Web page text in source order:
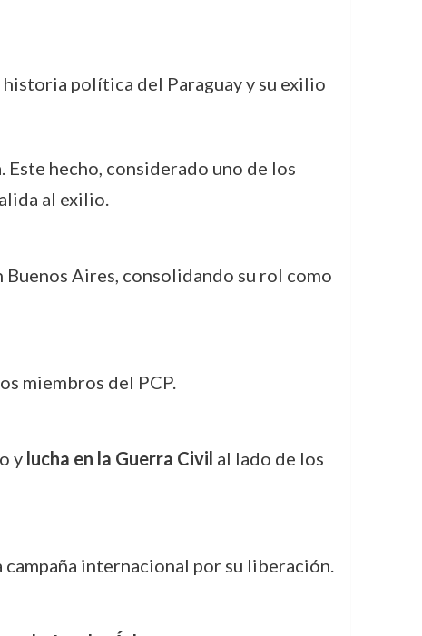
política del Paraguay y su exilio
hecho, considerado uno de los
al exilio.
Buenos Aires, consolidando su rol como
miembros del PCP.
y lucha en la Guerra Civil al lado de los
campaña internacional por su liberación.